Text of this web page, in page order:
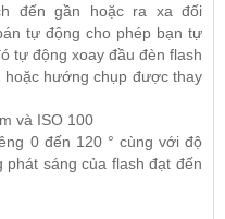
đến gần hoặc ra xa đối
tự động cho phép bạn tự
tự động xoay đầu đèn flash
hướng chụp được thay
và ISO 100
0 đến 120 ° cùng với độ
phát sáng của flash đạt đến